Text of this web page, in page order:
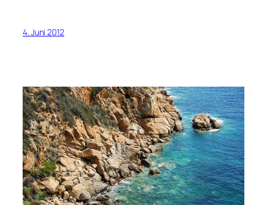
4. Juni 2012